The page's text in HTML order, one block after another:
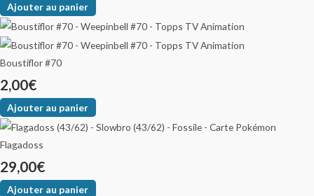
Ajouter au panier
Boustiflor #70
2,00€
Ajouter au panier
Flagadoss
29,00€
Ajouter au panier